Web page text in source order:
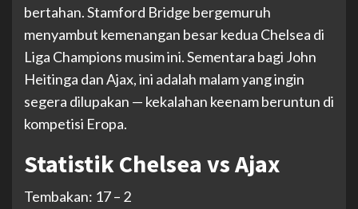
bertahan. Stamford Bridge bergemuruh
menyambut kemenangan besar kedua Chelsea di
Liga Champions musim ini. Sementara bagi John
Heitinga dan Ajax, ini adalah malam yang ingin
segera dilupakan — kekalahan keenam beruntun di
kompetisi Eropa.
Statistik Chelsea vs Ajax
Tembakan: 17 – 2